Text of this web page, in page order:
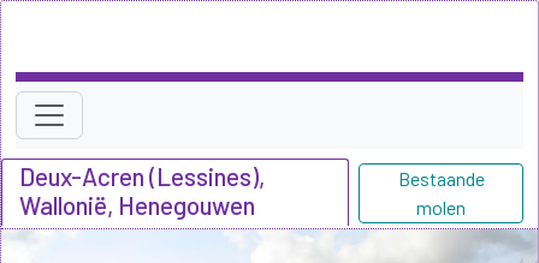
Deux-Acren (Lessines),
Wallonië, Henegouwen
Bestaande
molen